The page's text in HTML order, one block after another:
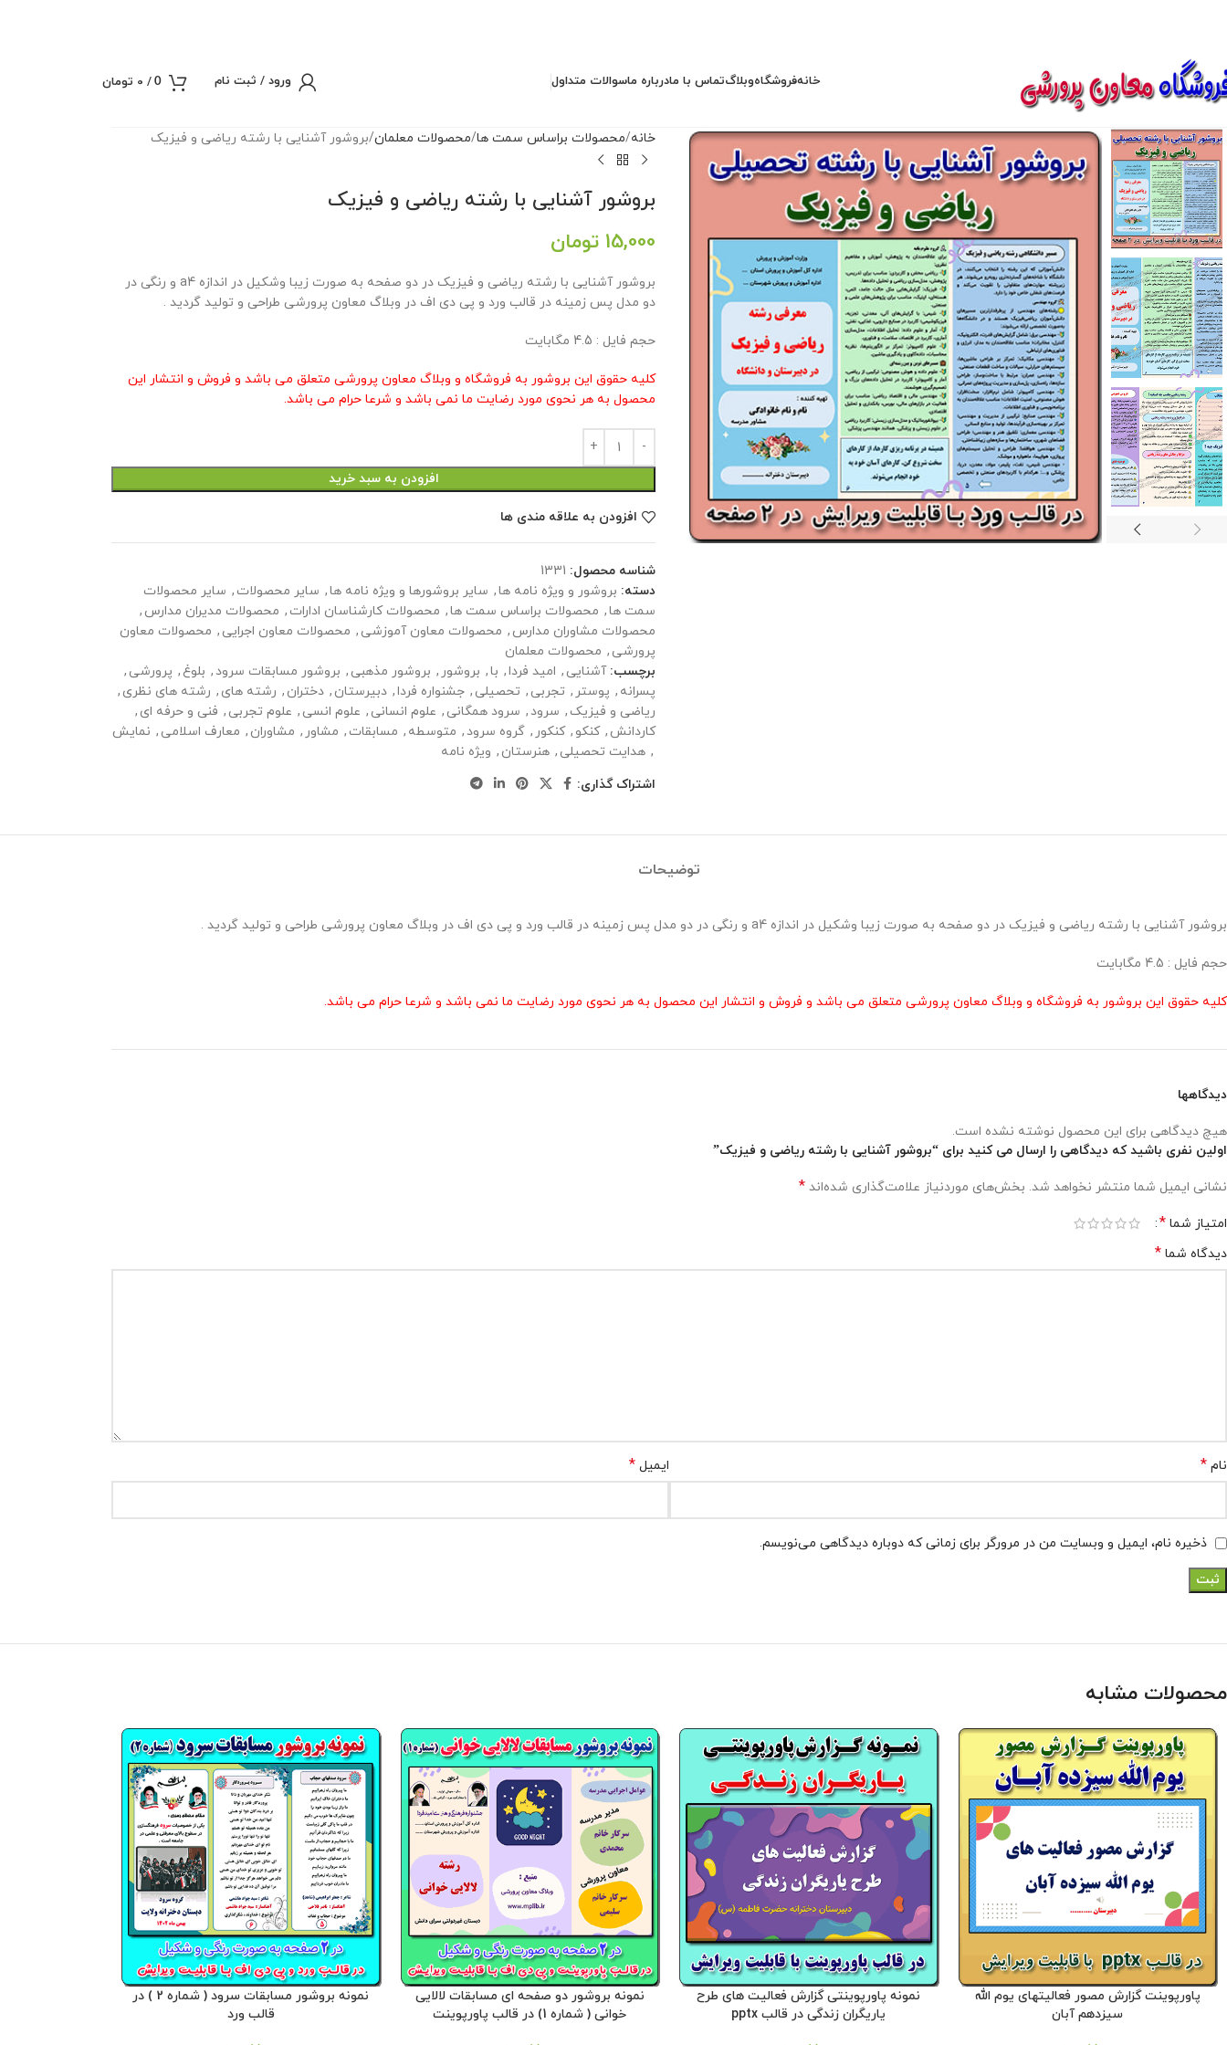
خانهفروشگاهوبلاگتماس با مادرباره ماسوالات متداول ورود / ثبت نام 0
/
0 تومان
خانه محصولات براساس سمت ها محصولات معلمان بروشور آشنایی با رشته ریاضی و فیزیک
بروشور آشنایی با رشته ریاضی و فیزیک
15,000 تومان
بروشور آشنایی با رشته ریاضی و فیزیک در دو صفحه به صورت زیبا وشکیل در اندازه a4 و رنگی در
دو مدل پس زمینه در قالب ورد و پی دی اف در وبلاگ معاون پرورشی طراحی و تولید گردید .
حجم فایل : 4.5 مگابایت
کلیه حقوق این بروشور به فروشگاه و وبلاگ معاون پرورشی متعلق می باشد و فروش و انتشار این
محصول به هر نحوی مورد رضایت ما نمی باشد و شرعا حرام می باشد.
افزودن به سبد خرید
افزودن به علاقه مندی ها
شناسه محصول: 1331
دسته: بروشور و ویژه نامه ها, سایر بروشورها و ویژه نامه ها, سایر محصولات , سایر محصولات
سمت ها, محصولات براساس سمت ها, محصولات کارشناسان ادارات , محصولات مدیران مدارس ,
محصولات مشاوران مدارس , محصولات معاون آموزشی , محصولات معاون اجرایی , محصولات معاون
پرورشی , محصولات معلمان
برچسب: آشنایی , امید فردا, با, بروشور , بروشور مذهبی , بروشور مسابقات سرود , بلوغ , پرورشی ,
پسرانه , پوستر , تجربی , تحصیلی , جشنواره فردا, دبیرستان , دختران , رشته های , رشته های نظری ,
ریاضی و فیزیک , سرود , سرود همگانی , علوم انسانی , علوم انسی , علوم تجربی , فنی و حرفه ای ,
کاردانش , کنکو , کنکور , گروه سرود , متوسطه , مسابقات , مشاور , مشاوران , معارف اسلامی , نمایش
, هدایت تحصیلی , هنرستان , ویژه نامه
اشتراک گذاری:
توضیحات
بروشور آشنایی با رشته ریاضی و فیزیک در دو صفحه به صورت زیبا وشکیل در اندازه a4 و رنگی در دو مدل پس زمینه در قالب ورد و پی دی اف در وبلاگ معاون پرورشی طراحی و تولید گردید .
حجم فایل : 4.5 مگابایت
کلیه حقوق این بروشور به فروشگاه و وبلاگ معاون پرورشی متعلق می باشد و فروش و انتشار این محصول به هر نحوی مورد رضایت ما نمی باشد و شرعا حرام می باشد.
دیدگاهها
هیچ دیدگاهی برای این محصول نوشته نشده است.
اولین نفری باشید که دیدگاهی را ارسال می کنید برای “بروشور آشنایی با رشته ریاضی و فیزیک”
نشانی ایمیل شما منتشر نخواهد شد. بخش‌های موردنیاز علامت‌گذاری شده‌اند *
امتیاز شما *
دیدگاه شما *
نام * ایمیل *
ذخیره نام، ایمیل و وبسایت من در مرورگر برای زمانی که دوباره دیدگاهی می‌نویسم.
محصولات مشابه
پاورپوینت گزارش مصور فعالیتهای یوم الله
سیزدهم آبان
نمونه پاورپوینتی گزارش فعالیت های طرح
یاریگران زندگی در قالب pptx
نمونه بروشور دو صفحه ای مسابقات لالایی
خوانی ( شماره 1) در قالب پاورپوینت
نمونه بروشور مسابقات سرود ( شماره 2 ) در
قالب ورد